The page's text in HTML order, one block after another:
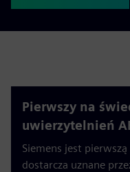
Pierwszy na
uwierzytelnień
Siemens jest
dostarcza uznane